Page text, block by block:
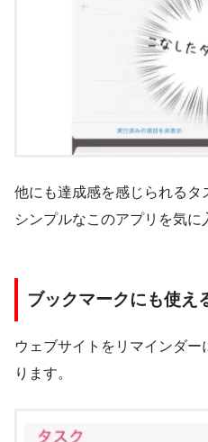
他にも達成感を感じられるタ
シンプルなこのアプリを気に
ブックマークにも使え
ウェブサイトをリマインダ
ります。